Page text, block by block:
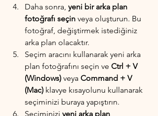
Daha sonra, yeni bir arka plan
fotoğrafı seçin veya oluşturun. Bu
fotoğraf, değiştirmek istediğiniz
arka plan olacaktır.
Seçim aracını kullanarak yeni arka
plan fotoğrafını seçin ve Ctrl + V
(Windows) veya Command + V
(Mac) klavye kısayolunu kullanarak
seçiminizi buraya yapıştırın.
Seçiminizi yeni arka plan